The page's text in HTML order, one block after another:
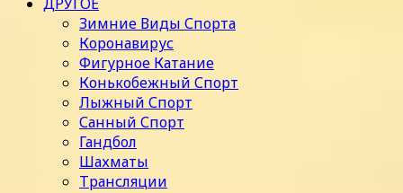
Зимние Виды Спорта
Коронавирус
Фигурное Катание
Конькобежный Спорт
Лыжный Спорт
Санный Спорт
Гандбол
Шахматы
Трансляции